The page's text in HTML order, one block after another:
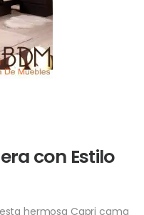
con Estilo
hermosa Capri cama